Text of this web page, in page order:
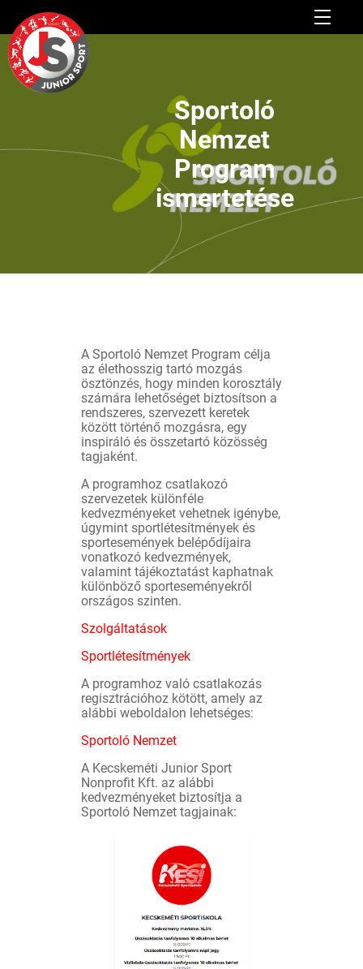
Sportoló
Nemzet
Program
ismertetése
A Sportoló Nemzet Program célja
az élethosszig tartó mozgás
ösztönzés, hogy minden korosztály
számára lehetőséget biztosítson a
rendszeres, szervezett keretek
között történő mozgásra, egy
inspiráló és összetartó közösség
tagjaként.
A programhoz csatlakozó
szervezetek különféle
kedvezményeket vehetnek igénybe,
úgymint sportlétesítmények és
sportesemények belépődíjaira
vonatkozó kedvezmények,
valamint tájékoztatást kaphatnak
különböző sporteseményekről
országos szinten.
Szolgáltatások
Sportlétesítmények
A programhoz való csatlakozás
regisztrációhoz kötött, amely az
alábbi weboldalon lehetséges:
Sportoló Nemzet
A Kecskeméti Junior Sport
Nonprofit Kft. az alábbi
kedvezményeket biztosítja a
Sportoló Nemzet tagjainak: